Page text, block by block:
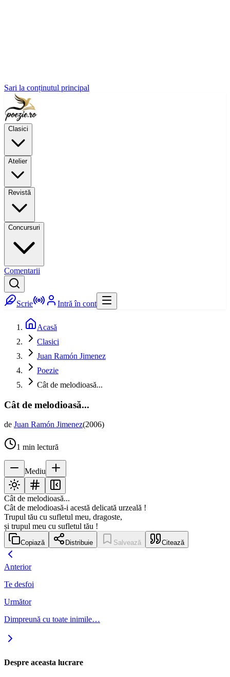
Sari la conținutul principal
Clasici
Atelier
Revistă
Concursuri
Comentarii
Scrie Intră în cont
Acasă
Clasici
Juan Ramón Jimenez
Poezie
Cât de melodioasă...
Cât de melodioasă...
de Juan Ramón Jimenez(2006)
1 min lectură
Mediu
Cât de melodioasă...
Cât de melodioasă-i acestă delicată urzeală !
Trupul tău cu sufletul meu, dragoste,
și trupul meu cu sufletul tău !
Copiază Distribuie Salvează Citează
Anterior
Te desfoi
Următor
Dimpreună cu toate inimile…
Despre aceasta lucrare